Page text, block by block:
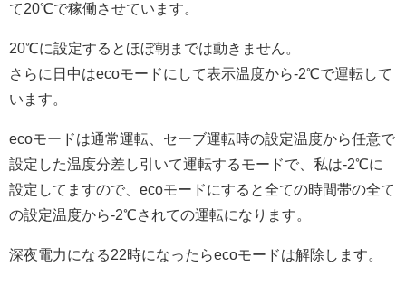
て20℃で稼働させています。
20℃に設定するとほぼ朝までは動きません。
さらに日中はecoモードにして表示温度から-2℃で運転して
います。
ecoモードは通常運転、セーブ運転時の設定温度から任意で
設定した温度分差し引いて運転するモードで、私は-2℃に
設定してますので、ecoモードにすると全ての時間帯の全て
の設定温度から-2℃されての運転になります。
深夜電力になる22時になったらecoモードは解除します。